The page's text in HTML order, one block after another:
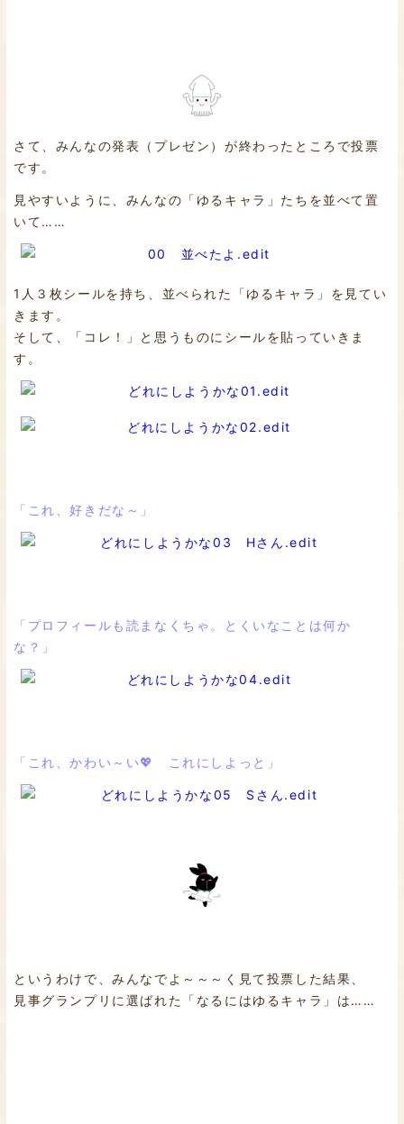
さて、みんなの発表（プレゼン）が終わったところで投票
です。
見やすいように、みんなの「ゆるキャラ」たちを並べて置
いて……
1人３枚シールを持ち、並べられた「ゆるキャラ」を見てい
きます。
そして、「コレ！」と思うものにシールを貼っていきま
す。
「これ、好きだな～」
「プロフィールも読まなくちゃ。とくいなことは何か
な？」
「これ、かわい～い💖 これにしよっと」
というわけで、みんなでよ～～～く見て投票した結果、
見事グランプリに選ばれた「なるにはゆるキャラ」は……